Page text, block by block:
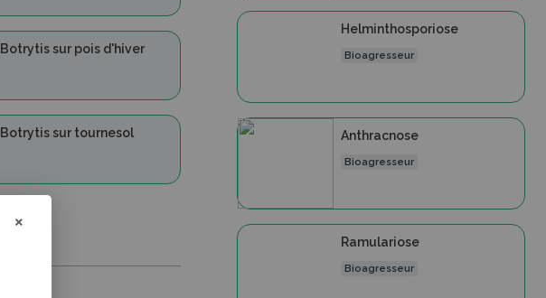
Botrytis sur pois d'hiver
Botrytis sur tournesol
Helminthosporiose
Bioagresseur
Anthracnose
Bioagresseur
Ramulariose
Bioagresseur
×